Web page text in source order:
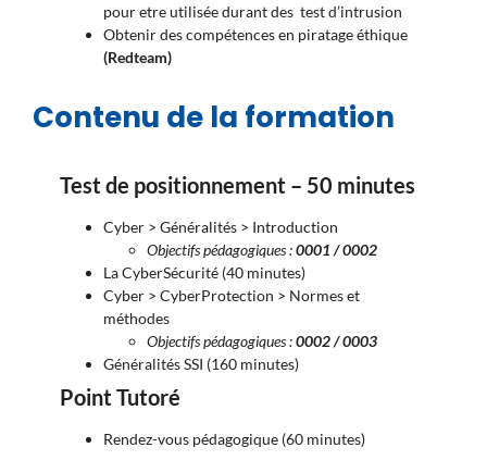
pour etre utilisée durant des test d’intrusion
Obtenir des compétences en piratage éthique
(Redteam)
Contenu de la formation
Test de positionnement – 50 minutes
Cyber > Généralités > Introduction
Objectifs pédagogiques :0001 / 0002
La CyberSécurité (40 minutes)
Cyber > CyberProtection > Normes et
méthodes
Objectifs pédagogiques :0002 / 0003
Généralités SSI (160 minutes)
Point Tutoré
Rendez-vous pédagogique (60 minutes)